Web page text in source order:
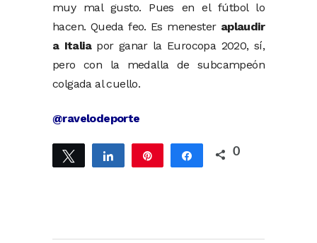
muy mal gusto. Pues en el fútbol lo
hacen. Queda feo. Es menester aplaudir
a Italiapor ganar la Eurocopa 2020, sí,
pero con la medalla de subcampeón
colgada al cuello.
@ravelodeporte
Twittear Compartir Compartir
0